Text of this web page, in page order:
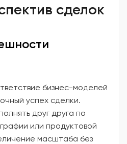
сделок
бизнес-моделей
успех сделки.
друг друга по
или продуктовой
масштаба без